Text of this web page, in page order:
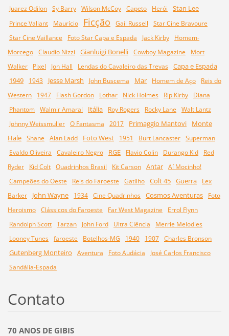
Juarez Odilon Sy Barry Wilson McCoy Capeto Herói Stan Lee
Prince Valiant Maurício Ficção Gail Russell
Star Cine Bravoure
Star Cine Vaillance
Foto Star Capa e Espada Jack Kirby
Homem-
Morcego Claudio Nizzi Gianluigi Bonelli Cowboy Magazine
Mort
Walker
Pixel Jon Hall Lendas do Cavaleiro das Trevas Capa e Espada
1949
1943 Jesse Marsh John Buscema Mar Homem de Aço
Reis do
Western
1947 Flash Gordon Lothar Nick Holmes Rip Kirby
Diana
Phantom Walmir Amaral Itália Roy Rogers Rocky Lane
Walt Lantz
Johnny Weissmuller O Fantasma 2017 Primaggio Mantovi
Monte
Hale Shane Alan Ladd Foto West 1951 Burt Lancaster Superman
Evaldo Oliveira
Cavaleiro Negro RGE Flavio Colin Durango Kid
Red
Ryder
Kid Colt Quadrinhos Brasil Kit Carson Antar Aí Mocinho!
Campeões do Oeste
Reis do Faroeste Gatilho Colt 45 Guerra
Lex
Barker
John Wayne 1934 Cine Quadrinhos Cosmos Aventuras
Foto
Heroismo Clássicos do Faroeste Far West Magazine
Errol Flynn
Randolph Scott Tarzan John Ford Ultra Ciência
Merrie Melodies
Looney Tunes faroeste Botelhos-MG 1940 1907 Charles Bronson
Gutenberg Monteiro Aventura Foto Audácia
José Carlos Francisco
Sandália-Espada
Contato
70 ANOS DE GIBIS